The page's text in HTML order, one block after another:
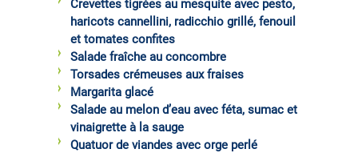
Crevettes tigrées au mesquite avec pesto,
haricots cannellini, radicchio grillé, fenouil
et tomates confites
Salade fraîche au concombre
Torsades crémeuses aux fraises
Margarita glacé
Salade au melon d’eau avec féta, sumac et
vinaigrette à la sauge
Quatuor de viandes avec orge perlé